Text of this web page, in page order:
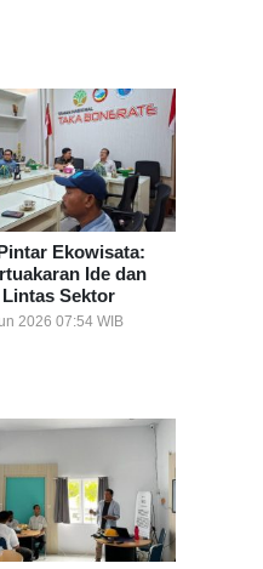
Ekowisata:
Ide dan
Sektor
2026 07:54 WIB